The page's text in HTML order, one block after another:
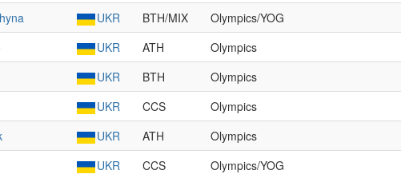
UKR BTH/MIX Olympics/YOG
UKR ATH Olympics
UKR BTH Olympics
UKR CCS Olympics
UKR ATH Olympics
UKR CCS Olympics/YOG